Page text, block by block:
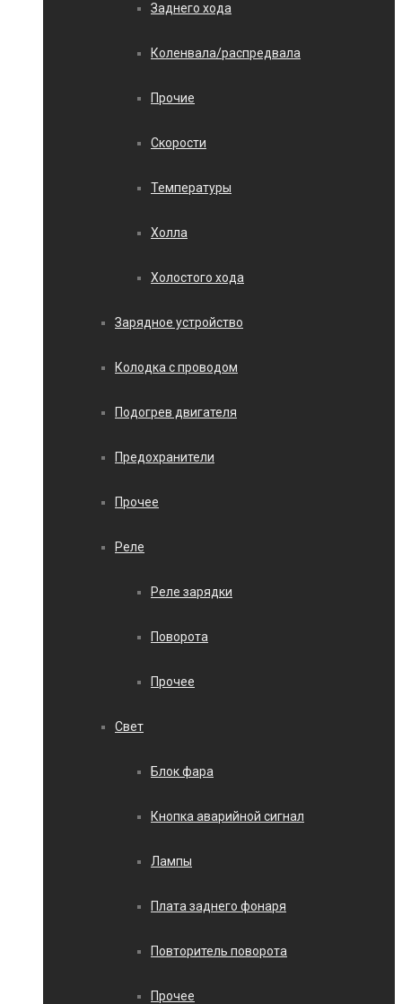
Заднего хода
Коленвала/распредвала
Прочие
Скорости
Температуры
Холла
Холостого хода
Зарядное устройство
Колодка с проводом
Подогрев двигателя
Предохранители
Прочее
Реле
Реле зарядки
Поворота
Прочее
Свет
Блок фара
Кнопка аварийной сигнал
Лампы
Плата заднего фонаря
Повторитель поворота
Прочее